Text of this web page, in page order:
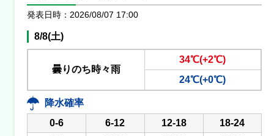
発表日時：2026/08/07 17:00
8/8(土)
曇りのち時々雨
34℃(+2℃)
24℃(+0℃)
降水確率
0-6
6-12 12-18
18-24